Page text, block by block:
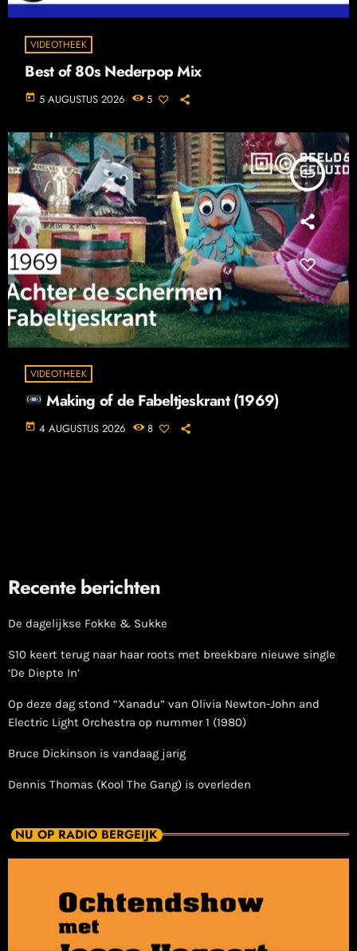
VIDEOTHEEK
Best of 80s Nederpop Mix
today 5 AUGUSTUS 2026 5
insert_link
VIDEOTHEEK
Making of de Fabeltjeskrant (1969)
today 4 AUGUSTUS 2026 8
Recente berichten
De dagelijkse Fokke & Sukke
S10 keert terug naar haar roots met breekbare nieuwe single
‘De Diepte In’
Op deze dag stond “Xanadu” van Olivia Newton-John and
Electric Light Orchestra op nummer 1 (1980)
Bruce Dickinson is vandaag jarig
Dennis Thomas (Kool The Gang) is overleden
NU OP RADIO BERGEIJK